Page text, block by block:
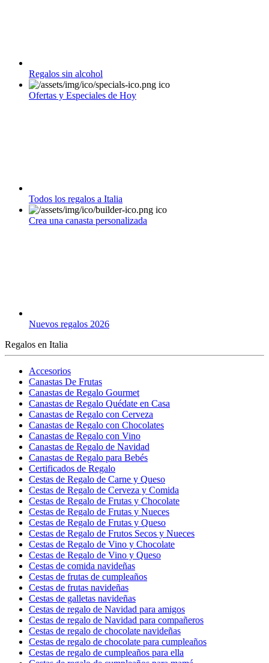
Regalos sin alcohol
Ofertas y Especiales de Hoy
Todos los regalos a Italia
Crea una canasta personalizada
Nuevos regalos 2026
Regalos en Italia
Accesorios
Canastas De Frutas
Canastas de Regalo Gourmet
Canastas de Regalo Quédate en Casa
Canastas de Regalo con Cerveza
Canastas de Regalo con Chocolates
Canastas de Regalo con Vino
Canastas de Regalo de Navidad
Canastas de Regalo para Bebés
Certificados de Regalo
Cestas de Regalo de Carne y Queso
Cestas de Regalo de Cerveza y Comida
Cestas de Regalo de Frutas y Chocolate
Cestas de Regalo de Frutas y Nueces
Cestas de Regalo de Frutas y Queso
Cestas de Regalo de Frutos Secos y Nueces
Cestas de Regalo de Vino y Chocolate
Cestas de Regalo de Vino y Queso
Cestas de comida navideñas
Cestas de frutas de cumpleaños
Cestas de frutas navideñas
Cestas de galletas navideñas
Cestas de regalo de Navidad para amigos
Cestas de regalo de Navidad para compañeros
Cestas de regalo de chocolate navideñas
Cestas de regalo de chocolate para cumpleaños
Cestas de regalo de cumpleaños para ella